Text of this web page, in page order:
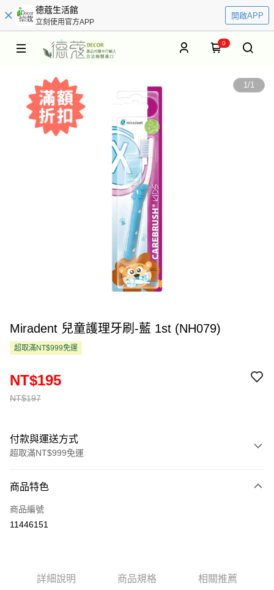
德蔻生活館
立刻使用官方APP
開啟APP
0
1/1
Miradent 兒童護理牙刷-藍 1st (NH079)
超取滿NT$999免運
NT$197
NT$195
付款與運送方式
超取滿NT$999免運
信用卡一次付款
超商取貨付款
街口支付
商品特色
商品編號
11446151
詳細說明 商品規格 相關推薦